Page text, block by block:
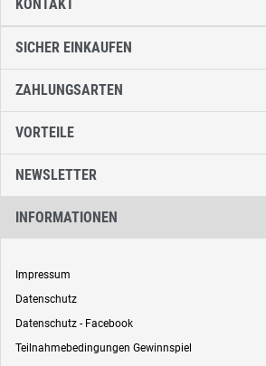
SICHER EINKAUFEN
ZAHLUNGSARTEN
VORTEILE
NEWSLETTER
INFORMATIONEN
Impressum
Datenschutz
Datenschutz - Facebook
Teilnahmebedingungen Gewinnspiel
KONTAKT